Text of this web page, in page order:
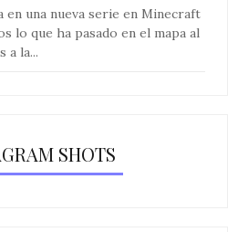
en una nueva serie en Minecraft
lo que ha pasado en el mapa al
a la...
SHOTS